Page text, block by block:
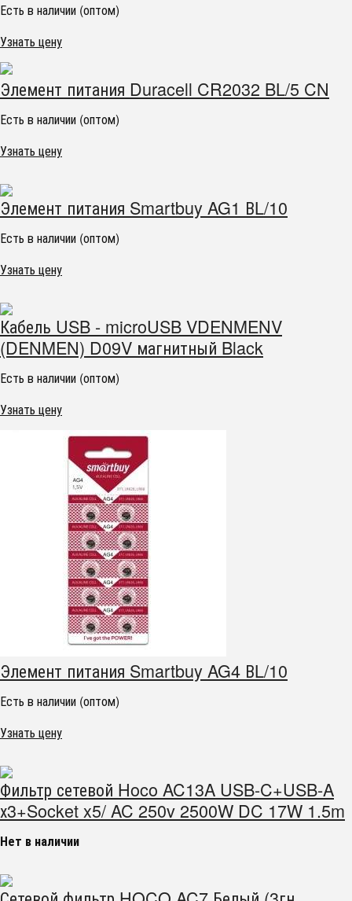
Есть в наличии (оптом)
Узнать цену
Элемент питания Duracell CR2032 BL/5 CN
Есть в наличии (оптом)
Узнать цену
Элемент питания Smartbuy AG1 ВL/10
Есть в наличии (оптом)
Узнать цену
Кабель USB - microUSB VDENMENV
(DENMEN) D09V магнитный Black
Есть в наличии (оптом)
Узнать цену
Элемент питания Smartbuy AG4 ВL/10
Есть в наличии (оптом)
Узнать цену
Фильтр сетевой Hoco AC13A USB-C+USB-A
х3+Socket x5/ AC 250v 2500W DC 17W 1.5m
Нет в наличии